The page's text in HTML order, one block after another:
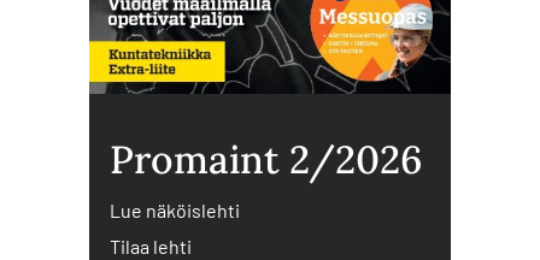
Promaint 2/2026
Lue näköislehti
Tilaa lehti